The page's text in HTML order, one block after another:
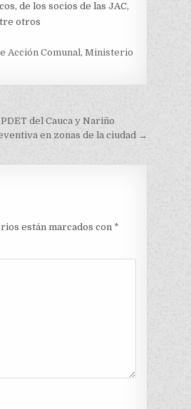
de los socios de las JAC,
otros
Acción Comunal,Ministerio
del Cauca y Nariño
en zonas de la ciudad →
están marcados con *